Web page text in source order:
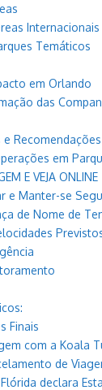
Internacionais
Temáticos
em Orlando
das
Recomendações
em
E VEJA ONLINE
e Manter-se
de Nome de
Finais
com a Koala
de
declara